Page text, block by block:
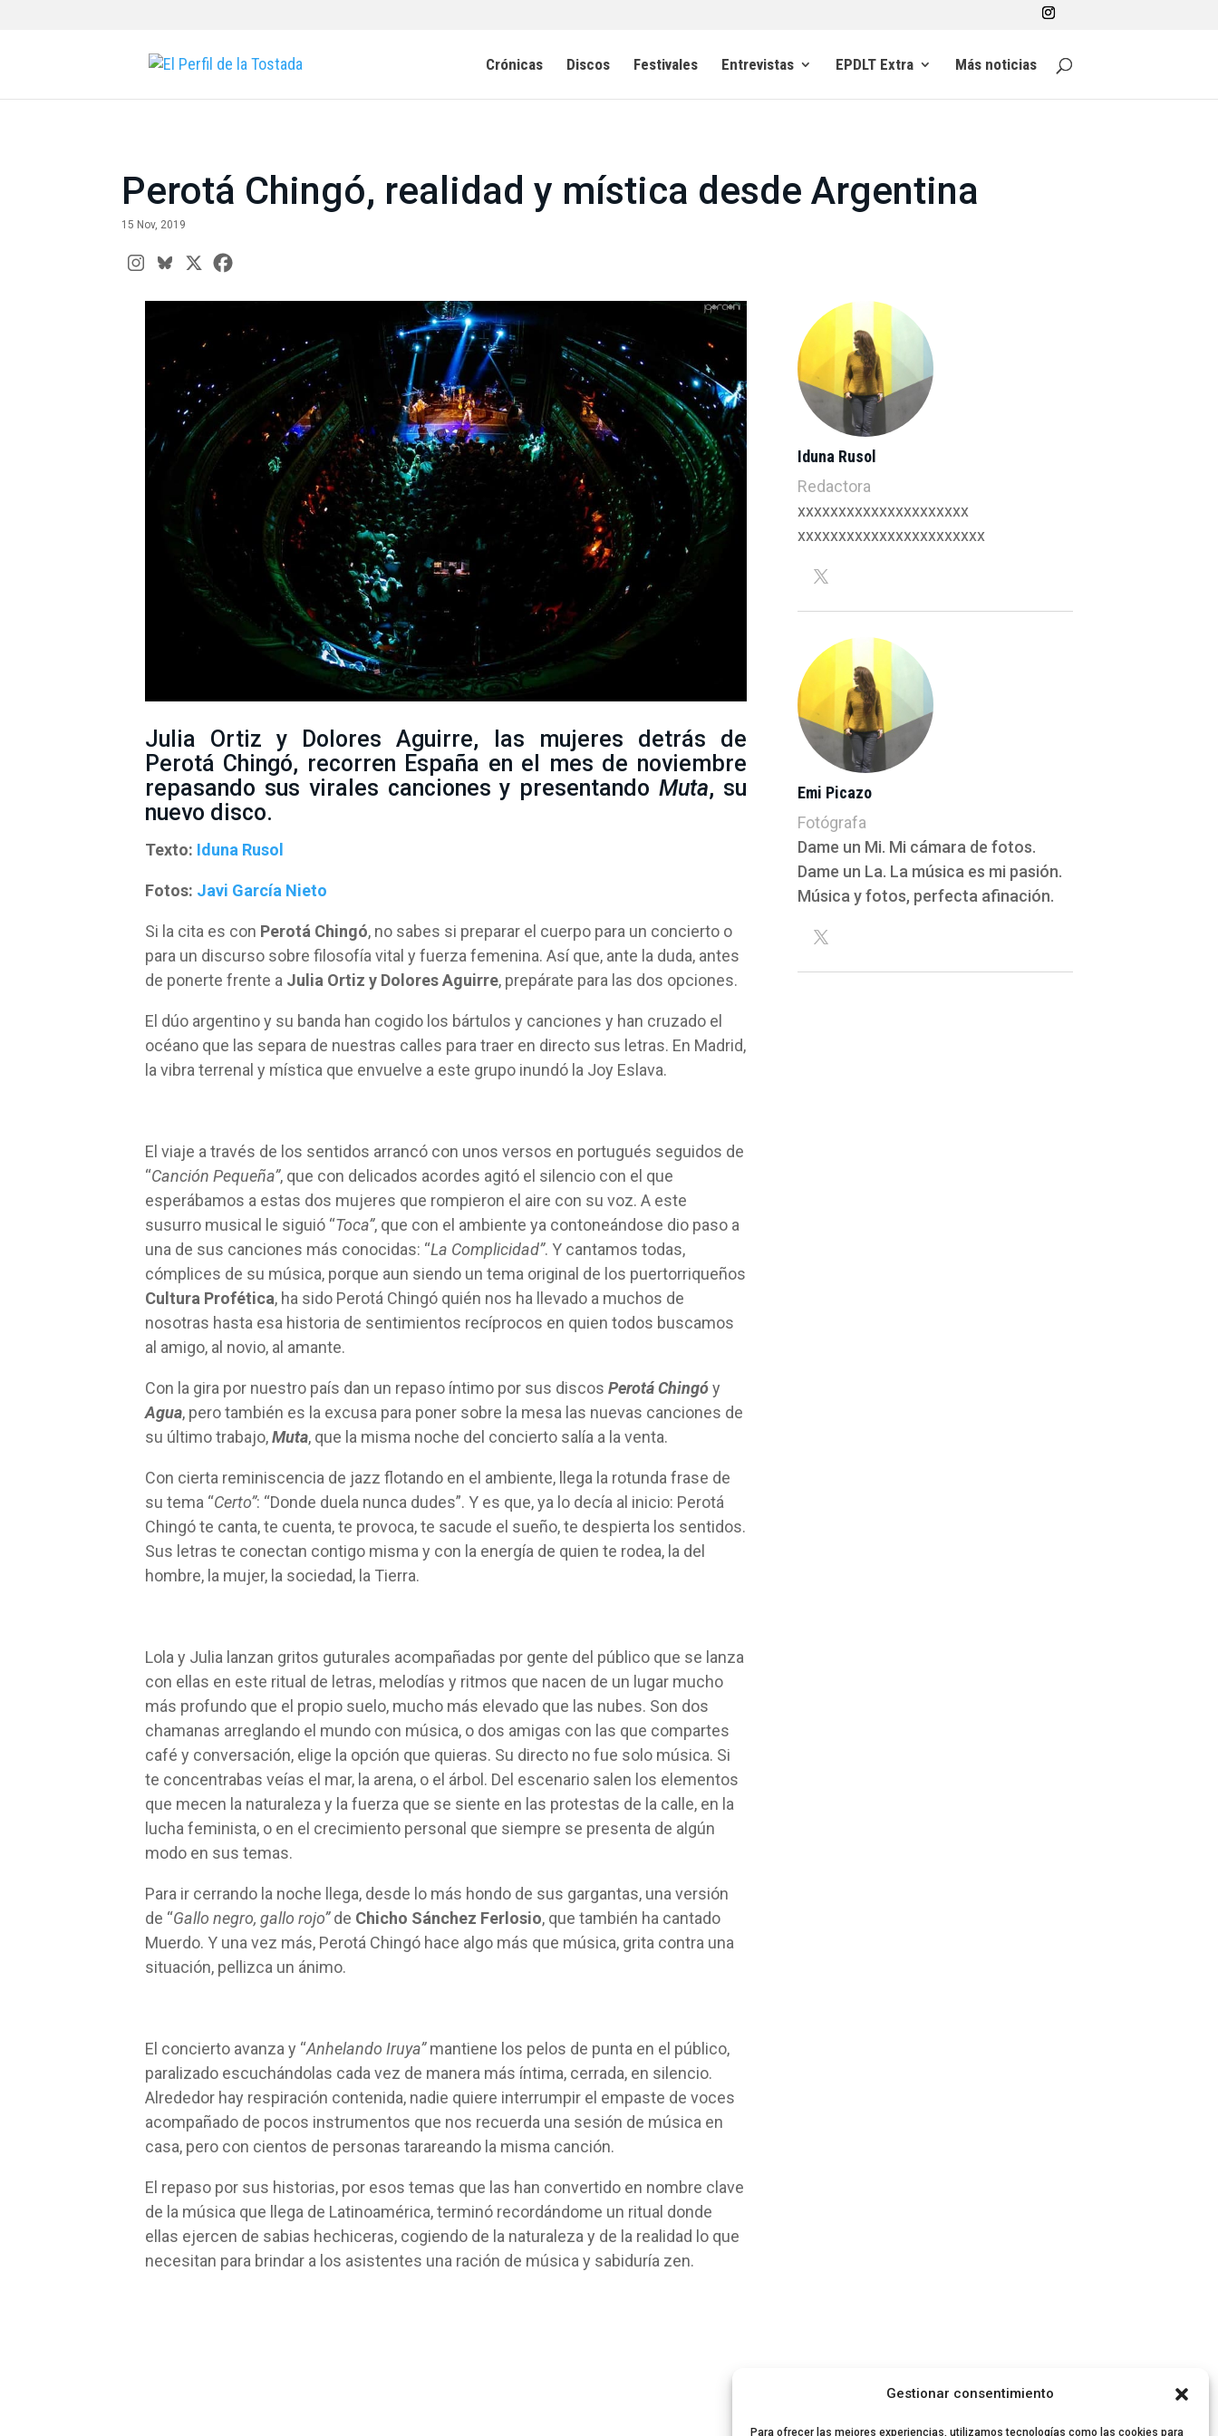
Gestionar consentimiento
Para ofrecer las mejores experiencias, utilizamos tecnologías como las cookies para
Crónicas Discos Festivales Entrevistas EPDLT Extra Más noticias
Perotá Chingó, realidad y mística desde Argentina
15 Nov, 2019
Julia Ortiz y Dolores Aguirre, las mujeres detrás de
Perotá Chingó, recorren España en el mes de noviembre
repasando sus virales canciones y presentandoMuta, su
nuevo disco.
Texto: Iduna Rusol
Fotos: Javi García Nieto
Si la cita es con Perotá Chingó, no sabes si preparar el cuerpo para un concierto o
para un discurso sobre filosofía vital y fuerza femenina. Así que, ante la duda, antes
de ponerte frente a Julia Ortiz y Dolores Aguirre, prepárate para las dos opciones.
El dúo argentino y su banda han cogido los bártulos y canciones y han cruzado el
océano que las separa de nuestras calles para traer en directo sus letras. En Madrid,
la vibra terrenal y mística que envuelve a este grupo inundó la Joy Eslava.
El viaje a través de los sentidos arrancó con unos versos en portugués seguidos de
“Canción Pequeña”, que con delicados acordes agitó el silencio con el que
esperábamos a estas dos mujeres que rompieron el aire con su voz. A este
susurro musical le siguió “Toca”, que con el ambiente ya contoneándose dio paso a
una de sus canciones más conocidas: “La Complicidad”. Y cantamos todas,
cómplices de su música, porque aun siendo un tema original de los puertorriqueños
Cultura Profética, ha sido Perotá Chingó quién nos ha llevado a muchos de
nosotras hasta esa historia de sentimientos recíprocos en quien todos buscamos
al amigo, al novio, al amante.
Con la gira por nuestro país dan un repaso íntimo por sus discos Perotá Chingóy
Agua, pero también es la excusa para poner sobre la mesa las nuevas canciones de
su último trabajo,Muta, que la misma noche del concierto salía a la venta.
Con cierta reminiscencia de jazz flotando en el ambiente, llega la rotunda frase de
su tema “Certo”: “Donde duela nunca dudes”. Y es que, ya lo decía al inicio: Perotá
Chingó te canta, te cuenta, te provoca, te sacude el sueño, te despierta los sentidos.
Sus letras te conectan contigo misma y con la energía de quien te rodea, la del
hombre, la mujer, la sociedad, la Tierra.
Lola y Julia lanzan gritos guturales acompañadas por gente del público que se lanza
con ellas en este ritual de letras, melodías y ritmos que nacen de un lugar mucho
más profundo que el propio suelo, mucho más elevado que las nubes. Son dos
chamanas arreglando el mundo con música, o dos amigas con las que compartes
café y conversación, elige la opción que quieras. Su directo no fue solo música. Si
te concentrabas veías el mar, la arena, o el árbol. Del escenario salen los elementos
que mecen la naturaleza y la fuerza que se siente en las protestas de la calle, en la
lucha feminista, o en el crecimiento personal que siempre se presenta de algún
modo en sus temas.
Para ir cerrando la noche llega, desde lo más hondo de sus gargantas, una versión
de “Gallo negro, gallo rojo”de Chicho Sánchez Ferlosio, que también ha cantado
Muerdo. Y una vez más, Perotá Chingó hace algo más que música, grita contra una
situación, pellizca un ánimo.
El concierto avanza y “Anhelando Iruya”mantiene los pelos de punta en el público,
paralizado escuchándolas cada vez de manera más íntima, cerrada, en silencio.
Alrededor hay respiración contenida, nadie quiere interrumpir el empaste de voces
acompañado de pocos instrumentos que nos recuerda una sesión de música en
casa, pero con cientos de personas tarareando la misma canción.
El repaso por sus historias, por esos temas que las han convertido en nombre clave
de la música que llega de Latinoamérica, terminó recordándome un ritual donde
ellas ejercen de sabias hechiceras, cogiendo de la naturaleza y de la realidad lo que
necesitan para brindar a los asistentes una ración de música y sabiduría zen.
Iduna Rusol
Redactora
xxxxxxxxxxxxxxxxxxxxx
xxxxxxxxxxxxxxxxxxxxxxx
Emi Picazo
Fotógrafa
Dame un Mi. Mi cámara de fotos.
Dame un La. La música es mi pasión.
Música y fotos, perfecta afinación.